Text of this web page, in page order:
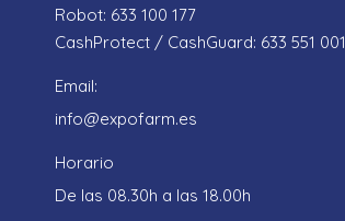
Robot: 633 100 177
CashProtect / CashGuard: 633 551 001
Email:
info@expofarm.es
Horario
De las 08.30h a las 18.00h